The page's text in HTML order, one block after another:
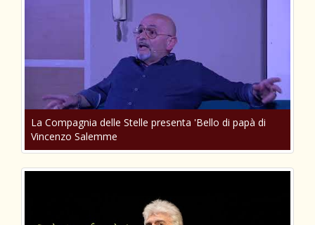
La Compagnia delle Stelle presenta 'Bello di papà di
Vincenzo Salemme